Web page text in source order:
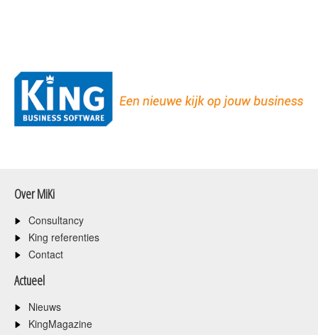
Over MiKi
Consultancy
King referenties
Contact
Actueel
Nieuws
KingMagazine